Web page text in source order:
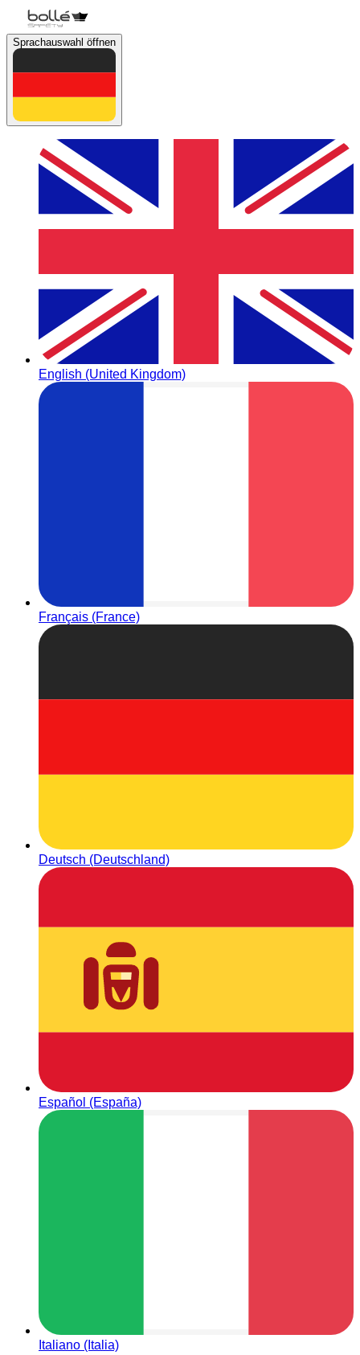
Sprachauswahl öffnen
English (United Kingdom)
Français (France)
Deutsch (Deutschland)
Español (España)
Italiano (Italia)